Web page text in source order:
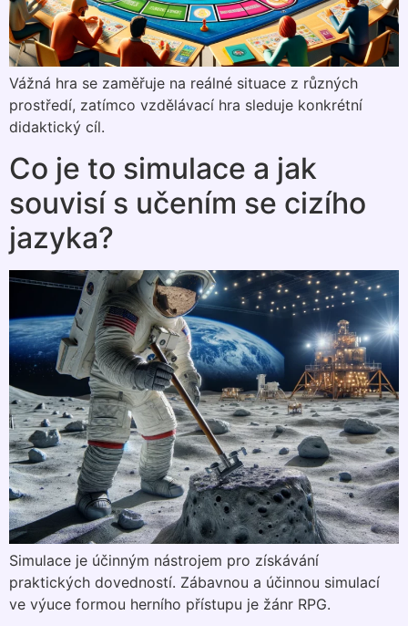
Vážná hra se zaměřuje na reálné situace z různých
prostředí, zatímco vzdělávací hra sleduje konkrétní
didaktický cíl.
Co je to simulace a jak
souvisí s učením se cizího
jazyka?
Simulace je účinným nástrojem pro získávání
praktických dovedností. Zábavnou a účinnou simulací
ve výuce formou herního přístupu je žánr RPG.